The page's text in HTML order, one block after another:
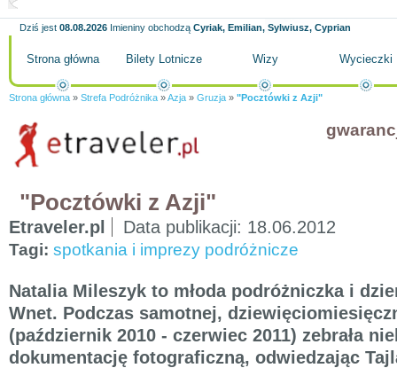
Dziś jest 08.08.2026 Imieniny obchodzą Cyriak, Emilian, Sylwiusz, Cyprian
Strona główna Bilety Lotnicze Wizy Wycieczki
Strona główna » Strefa Podróżnika »Azja » Gruzja » "Pocztówki z Azji"
"Pocztówki z Azji"
Etraveler.pl Data publikacji: 18.06.2012
Tagi: spotkania i imprezy podróżnicze
Natalia Mileszyk to młoda podróżniczka i
Wnet. Podczas samotnej,
(październik 2010 - czerwiec 2011) zebrała
dokumentację fotograficzną, odwiedzając